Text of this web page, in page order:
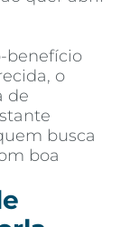
benefício
o
de
busca
boa